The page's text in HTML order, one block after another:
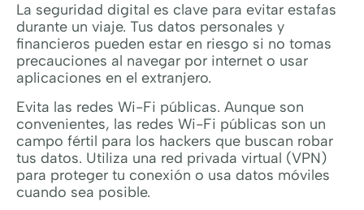
La seguridad digital es clave para evitar estafas
durante un viaje. Tus datos personales y
financieros pueden estar en riesgo si no tomas
precauciones al navegar por internet o usar
aplicaciones en el extranjero.
Evita las redes Wi-Fi públicas. Aunque son
convenientes, las redes Wi-Fi públicas son un
campo fértil para los hackers que buscan robar
tus datos. Utiliza una red privada virtual (VPN)
para proteger tu conexión o usa datos móviles
cuando sea posible.